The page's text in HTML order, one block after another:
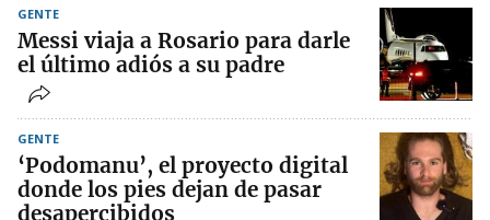
GENTE
Messi viaja a Rosario para darle
el último adiós a su padre
GENTE
‘Podomanu’, el proyecto digital
donde los pies dejan de pasar
desapercibidos